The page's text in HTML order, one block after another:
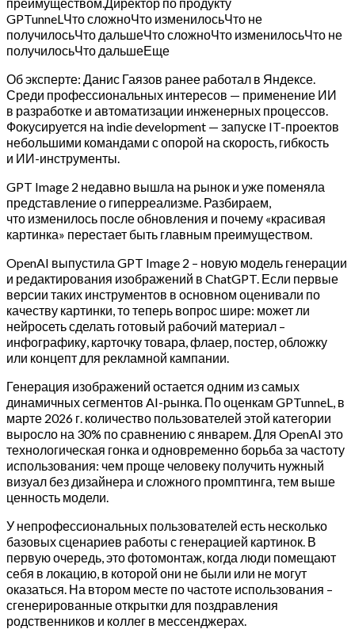
GPTunneLЧто сложноЧто изменилосьЧто не
получилосьЧто дальшеЧто сложноЧто изменилосьЧто не
получилосьЧто дальшеЕще
Об эксперте: Данис Гаязов ранее работал в Яндексе.
Среди профессиональных интересов — применение ИИ
в разработке и автоматизации инженерных процессов.
Фокусируется на indie development — запуске IT-проектов
небольшими командами с опорой на скорость, гибкость
и ИИ-инструменты.
GPT Image 2 недавно вышла на рынок и уже поменяла
представление о гиперреализме. Разбираем,
что изменилось после обновления и почему «красивая
картинка» перестает быть главным преимуществом.
OpenAI выпустила GPT Image 2 – новую модель генерации
и редактирования изображений в ChatGPT. Если первые
версии таких инструментов в основном оценивали по
качеству картинки, то теперь вопрос шире: может ли
нейросеть сделать готовый рабочий материал –
инфографику, карточку товара, флаер, постер, обложку
или концепт для рекламной кампании.
Генерация изображений остается одним из самых
динамичных сегментов AI-рынка. По оценкам GPTunneL, в
марте 2026 г. количество пользователей этой категории
выросло на 30% по сравнению с январем. Для OpenAI это
технологическая гонка и одновременно борьба за частоту
использования: чем проще человеку получить нужный
визуал без дизайнера и сложного промптинга, тем выше
ценность модели.
У непрофессиональных пользователей есть несколько
базовых сценариев работы с генерацией картинок. В
первую очередь, это фотомонтаж, когда люди помещают
себя в локацию, в которой они не были или не могут
оказаться. На втором месте по частоте использования –
сгенерированные открытки для поздравления
родственников и коллег в мессенджерах.